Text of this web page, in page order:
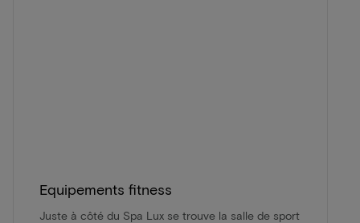
Equipements fitness
Juste à côté du Spa Lux se trouve la salle de sport